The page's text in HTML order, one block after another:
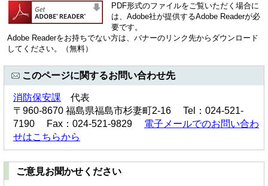
PDF形式のファイルをご覧いただく場合に
は、Adobe社が提供するAdobe Readerが必
要です。
Adobe Readerをお持ちでない方は、バナーのリンク先からダウンロード
してください。（無料）
このページに関するお問い合わせ先
消防保安課 代表
〒960-8670 福島県福島市杉妻町2-16 Tel：024-521-
7190 Fax：024-521-9829 電子メールでのお問い合わ
せはこちらから
ご意見お聞かせください